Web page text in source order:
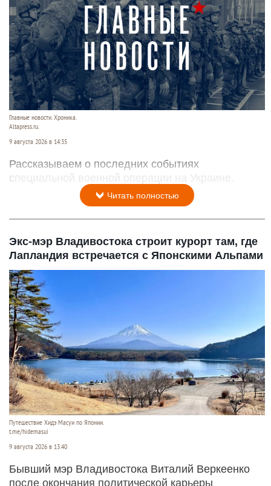
Главные новости. Хроника.
Altapress.ru.
9 августа 2026 в 14:35
Рассказываем о последних событиях
специальной военной операции на Украине.
Читать полностью
Экс-мэр Владивостока строит курорт там, где
Лапландия встречается с Японскими Альпами
Путешествие Хидэ Масуи по Японии.
t.me/hidemasui
9 августа 2026 в 13:40
Бывший мэр Владивостока Виталий Веркеенко
после окончания политической карьеры